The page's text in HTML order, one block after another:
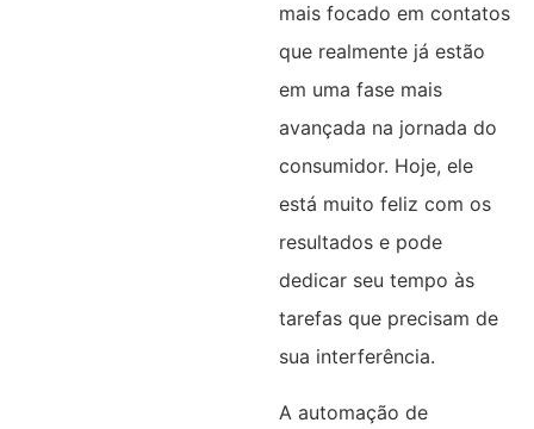
mais focado em contatos
que realmente já estão
em uma fase mais
avançada na jornada do
consumidor. Hoje, ele
está muito feliz com os
resultados e pode
dedicar seu tempo às
tarefas que precisam de
sua interferência.
A automação de